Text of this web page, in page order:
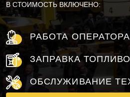
В СТОИМОСТЬ ВКЛЮЧЕНО:
РАБОТА ОПЕРАТОРА
ЗАПРАВКА
ОБСЛУЖИВАНИЕ